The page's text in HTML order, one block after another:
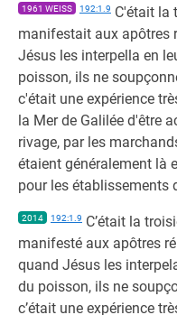
1961 WEISS 192:1.9 C'était la
manifestait aux apôtres
Jésus les interpella en
poisson, ils ne
c'était une expérience
la Mer de Galilée d'être
rivage, par les
étaient généralement là
pour les établissements
2014 192:1.9 C’était la
manifesté aux apôtres
quand Jésus les
du poisson, ils ne
c’était une expérience